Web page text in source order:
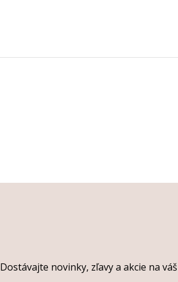
Dostávajte novinky, zľavy a akcie na